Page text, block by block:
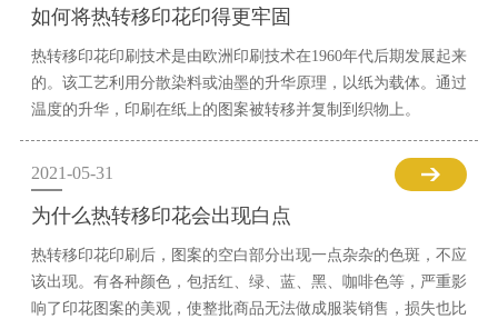
如何将热转移印花印得更牢固
热转移印花印刷技术是由欧洲印刷技术在1960年代后期发展起来
的。该工艺利用分散染料或油墨的升华原理，以纸为载体。通过
温度的升华，印刷在纸上的图案被转移并复制到织物上。
2021-05-31
为什么热转移印花会出现白点
热转移印花印刷后，图案的空白部分出现一点杂杂的色斑，不应
该出现。有各种颜色，包括红、绿、蓝、黑、咖啡色等，严重影
响了印花图案的美观，使整批商品无法做成服装销售，损失也比